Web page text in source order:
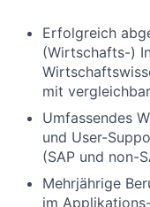
Erfolgreich
(Wirtschafts-)
mit
Umfassendes
und User-
(SAP und non-
Mehrjährige
im